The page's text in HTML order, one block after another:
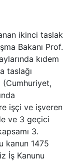
ikinci taslak
Bakanı Prof.
kıdem
taslağı
(Cumhuriyet,
işçi ve işveren
ve 3 geçici
3.
kanun 1475
İş Kanunu